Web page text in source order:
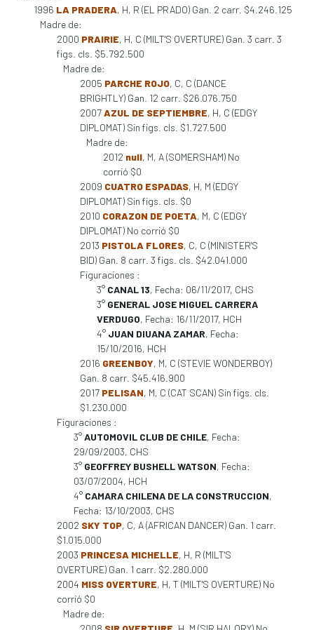
1996 LA PRADERA, H, R (EL PRADO) Gan. 2 carr. $4.246.125
Madre de:
2000 PRAIRIE, H, C (MILT'S OVERTURE) Gan. 3 carr. 3
figs. cls. $5.792.500
Madre de:
2005 PARCHE ROJO, C, C (DANCE
BRIGHTLY) Gan. 12 carr. $26.076.750
2007AZUL DE SEPTIEMBRE, H, C (EDGY
DIPLOMAT) Sin figs. cls. $1.727.500
Madre de:
2012 null, M, A (SOMERSHAM) No
corrió $0
2009 CUATRO ESPADAS, H, M (EDGY
DIPLOMAT) Sin figs. cls. $0
2010 CORAZON DE POETA, M, C (EDGY
DIPLOMAT) No corrió $0
2013 PISTOLA FLORES, C, C (MINISTER'S
BID) Gan. 8 carr. 3 figs. cls. $42.041.000
Figuraciones :
3° CANAL 13, Fecha: 06/11/2017, CHS
3° GENERAL JOSE MIGUEL CARRERA
VERDUGO, Fecha: 16/11/2017, HCH
4° JUAN DIUANA ZAMAR, Fecha:
15/10/2016, HCH
2016 GREENBOY, M, C (STEVIE WONDERBOY)
Gan. 8 carr. $45.416.900
2017 PELISAN, M, C (CAT SCAN) Sin figs. cls.
$1.230.000
Figuraciones :
3°AUTOMOVIL CLUB DE CHILE, Fecha:
29/09/2003, CHS
3° GEOFFREY BUSHELL WATSON, Fecha:
03/07/2004, HCH
4° CAMARA CHILENA DE LA CONSTRUCCION,
Fecha: 13/10/2003, CHS
2002 SKY TOP, C, A (AFRICAN DANCER) Gan. 1 carr.
$1.015.000
2003 PRINCESA MICHELLE, H, R (MILT'S
OVERTURE) Gan. 1 carr. $2.280.000
2004 MISS OVERTURE, H, T (MILT'S OVERTURE) No
corrió $0
Madre de: